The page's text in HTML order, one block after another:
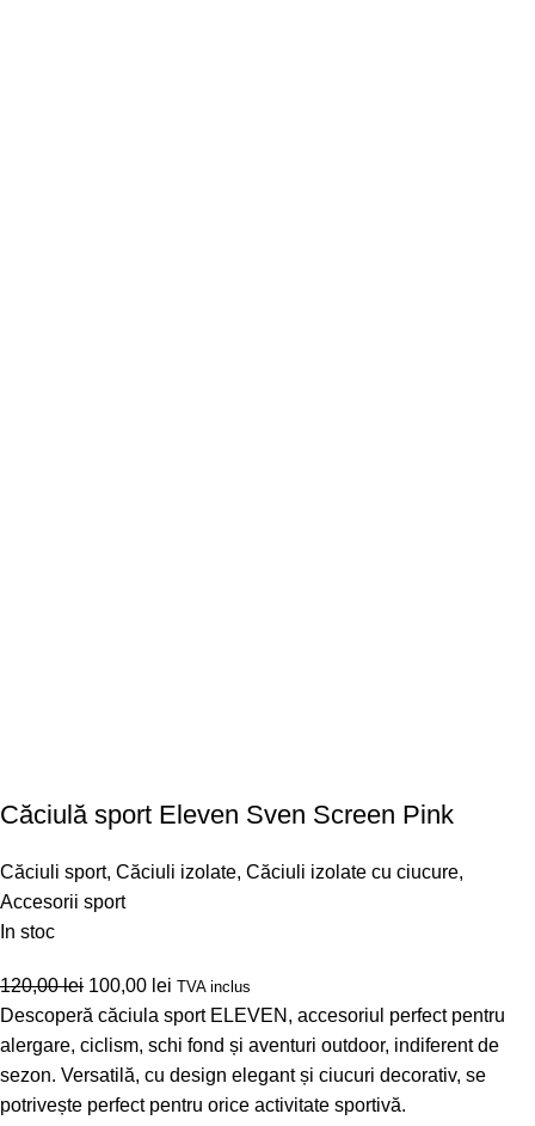
Căciulă sport Eleven Sven Screen Pink
Căciuli sport, Căciuli izolate, Căciuli izolate cu ciucure,
Accesorii sport
In stoc
120,00lei 100,00 lei TVA inclus
Descoperă căciula sport ELEVEN, accesoriul perfect pentru
alergare, ciclism, schi fond și aventuri outdoor, indiferent de
sezon. Versatilă, cu design elegant și ciucuri decorativ, se
potrivește perfect pentru orice activitate sportivă.